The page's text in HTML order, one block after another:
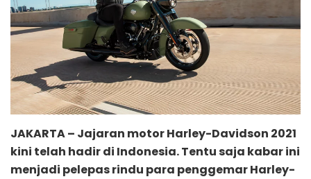
JAKARTA – Jajaran motor Harley-Davidson 2021
kini telah hadir di Indonesia. Tentu saja kabar ini
menjadi pelepas rindu para penggemar Harley-